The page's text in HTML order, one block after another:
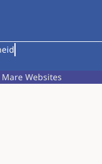
Mare Websites